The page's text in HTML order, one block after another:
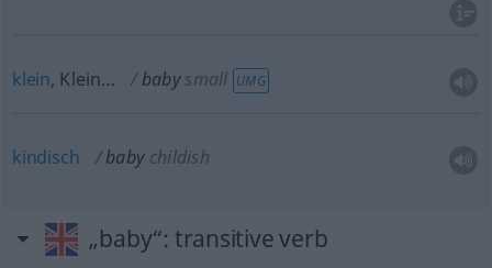
klein, Klein… baby small UMG
kindisch baby childish
„baby“: transitive verb